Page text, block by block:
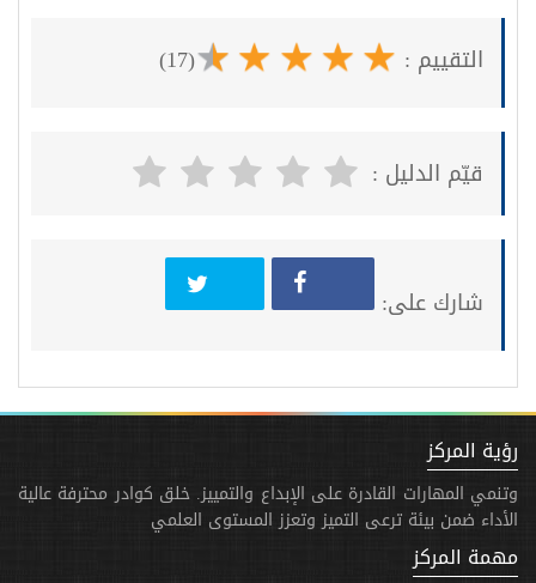
التقييم : (17)
قيّم الدليل :
شارك على:
رؤية المركز
وتنمي المهارات القادرة على الإبداع والتمييز. خلق كوادر محترفة عالية
الأداء ضمن بيئة ترعى التميز وتعزز المستوى العلمي
مهمة المركز